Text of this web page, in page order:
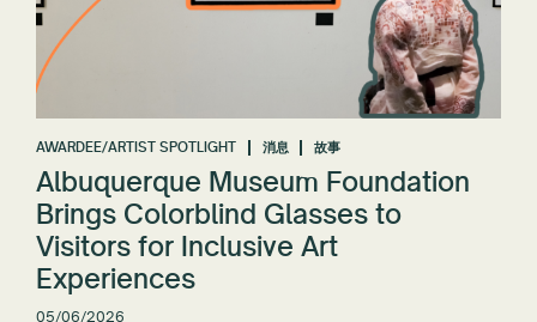
AWARDEE/ARTIST SPOTLIGHT 消息 故事
Albuquerque Museum Foundation
Brings Colorblind Glasses to
Visitors for Inclusive Art
Experiences
05/06/2026